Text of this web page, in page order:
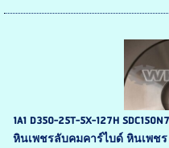
1A1 D350-25T-5X-127H
หินเพชรลับคมคาร์ไบด์ หินเพช